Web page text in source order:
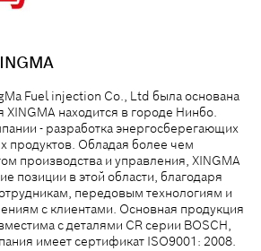
Fuel injection Co., Ltd была основана
XINGMA находится в городе Нинбо.
- разработка энергосберегающих
продуктов. Обладая более чем
производства и управления, XINGMA
позиции в этой области, благодаря
передовым технологиям и
с клиентами. Основная продукция
с деталями CR серии BOSCH,
имеет сертификат ISO9001: 2008.